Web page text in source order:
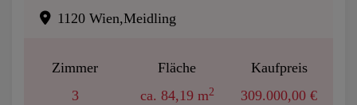
1120 Wien,Meidling
Zimmer
3
Fläche
ca. 84,19 m2
Kaufpreis
309.000,00 €